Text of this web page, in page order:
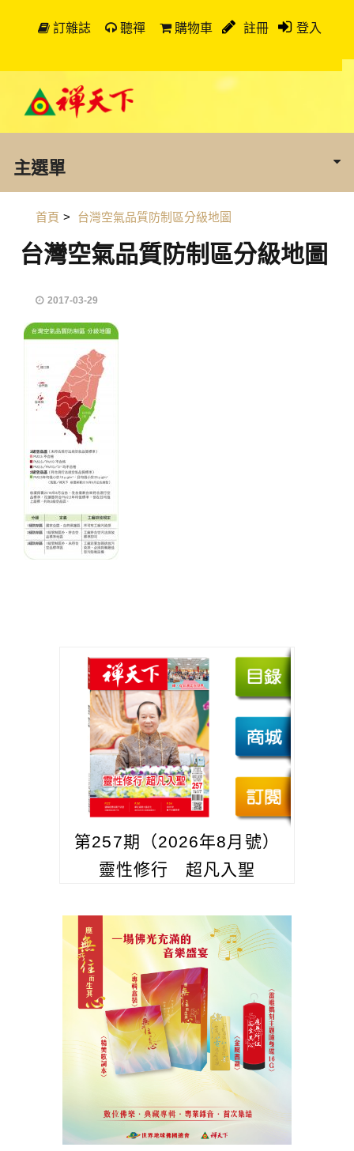
訂雜誌 聽禪 購物車 註冊 登入
主選單
首頁 > 台灣空氣品質防制區分級地圖
台灣空氣品質防制區分級地圖
2017-03-29
第257期（2026年8月號）
靈性修行 超凡入聖